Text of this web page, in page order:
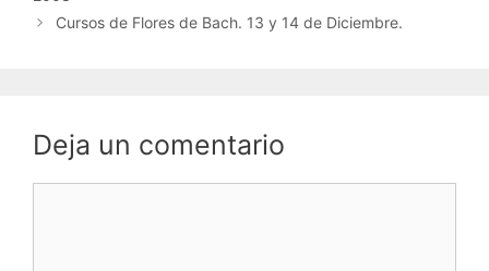
Cursos de Flores de Bach. 13 y 14 de Diciembre.
Deja un comentario